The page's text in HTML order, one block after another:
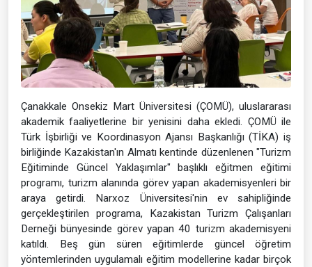
Çanakkale Onsekiz Mart Üniversitesi (ÇOMÜ), uluslararası
akademik faaliyetlerine bir yenisini daha ekledi. ÇOMÜ ile
Türk İşbirliği ve Koordinasyon Ajansı Başkanlığı (TİKA) iş
birliğinde Kazakistan'ın Almatı kentinde düzenlenen "Turizm
Eğitiminde Güncel Yaklaşımlar" başlıklı eğitmen eğitimi
programı, turizm alanında görev yapan akademisyenleri bir
araya getirdi. Narxoz Üniversitesi'nin ev sahipliğinde
gerçekleştirilen programa, Kazakistan Turizm Çalışanları
Derneği bünyesinde görev yapan 40 turizm akademisyeni
katıldı. Beş gün süren eğitimlerde güncel öğretim
yöntemlerinden uygulamalı eğitim modellerine kadar birçok